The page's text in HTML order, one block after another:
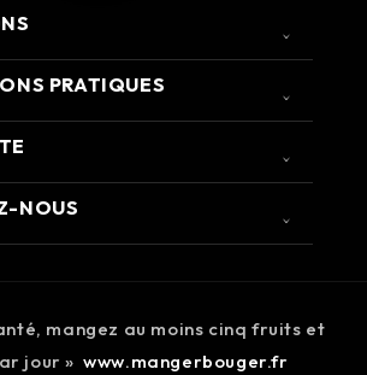
PRATIQUES
NOUS
mangez au moins cinq fruits et
jour »www.mangerbouger.fr